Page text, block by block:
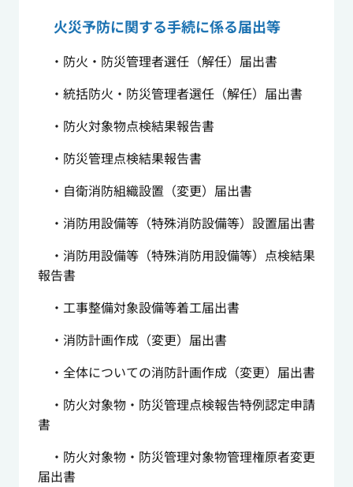
火災予防に関する手続に係る届出等
・防火・防災管理者選任（解任）届出書
・統括防火・防災管理者選任（解任）届出書
・防火対象物点検結果報告書
・防災管理点検結果報告書
・自衛消防組織設置（変更）届出書
・消防用設備等（特殊消防設備等）設置届出書
・消防用設備等（特殊消防用設備等）点検結果
報告書
・工事整備対象設備等着工届出書
・消防計画作成（変更）届出書
・全体についての消防計画作成（変更）届出書
・防火対象物・防災管理点検報告特例認定申請
書
・防火対象物・防災管理対象物管理権原者変更
届出書